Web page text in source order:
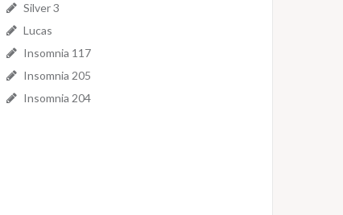
Silver 3
Lucas
Insomnia 117
Insomnia 205
Insomnia 204